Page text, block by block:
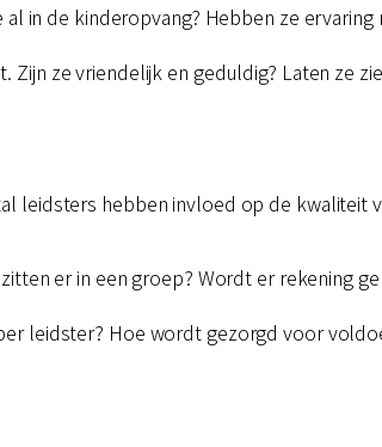
in de kinderopvang? Hebben ze ervaring
ze vriendelijk en geduldig? Laten ze
leidsters hebben invloed op de kwaliteit
er in een groep? Wordt er rekening
leidster? Hoe wordt gezorgd voor